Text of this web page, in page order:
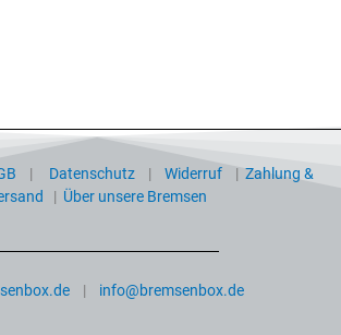
| Datenschutz | Widerruf | Zahlung &
| Über unsere Bremsen
| info@bremsenbox.de